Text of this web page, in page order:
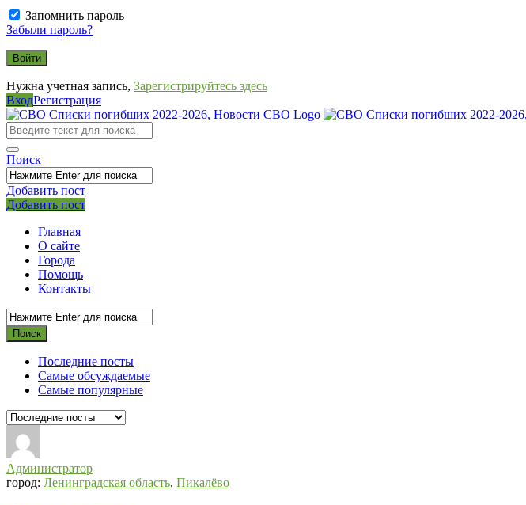
Запомнить пароль
Забыли пароль?
Нужна учетная запись, Зарегистрируйтесь здесь
ВходРегистрация
СВО
Списки
погибших
2022-
2026,
Новости
СВО
Поиск
Добавить пост
Мобильное
меню
Выйти
Добавить пост
Главная
О сайте
Города
Помощь
Контакты
Последние посты
Самые обсуждаемые
Самые популярные
Администратор
город: Ленинградская область, Пикалёво